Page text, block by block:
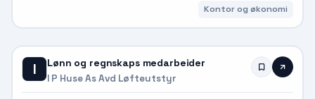
Kontor og økonomi
I Lønn og regnskaps medarbeider
I P Huse As Avd Løfteutstyr